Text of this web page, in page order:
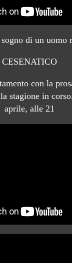
di un uomo
CESENATICO
con la
stagione in
aprile, alle 21